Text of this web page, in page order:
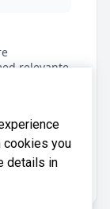
relevante
tilbud
cookies you
details in